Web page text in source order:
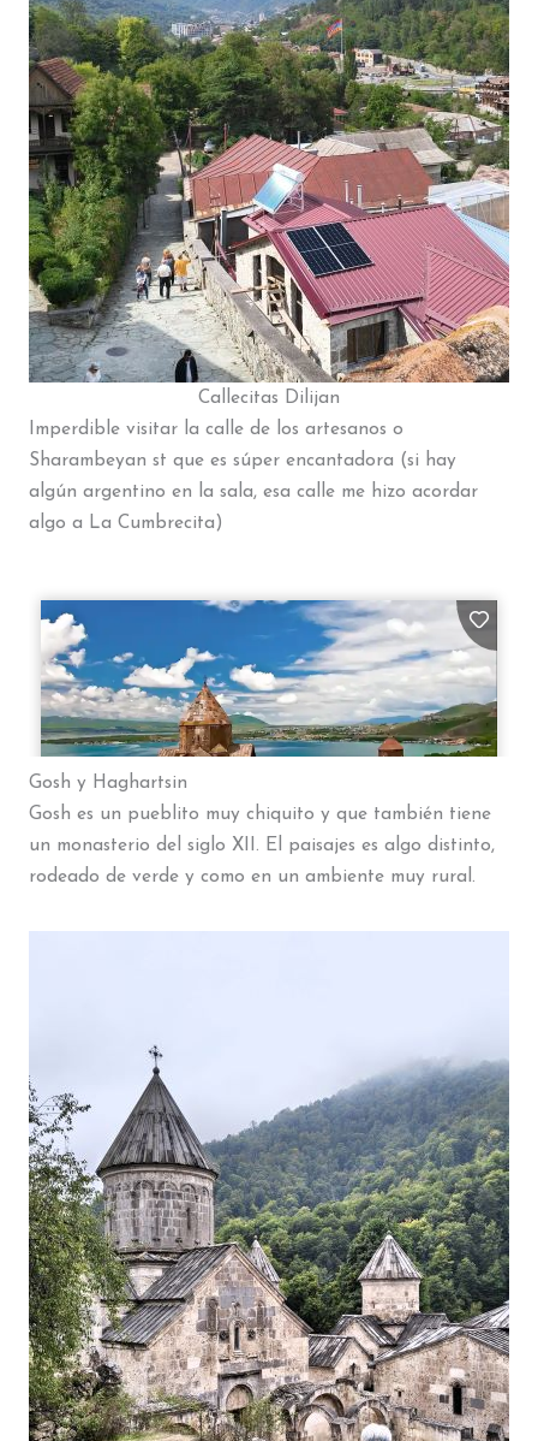
Callecitas Dilijan
Imperdible visitar la calle de los artesanos o
Sharambeyan st que es súper encantadora (si hay
algún argentino en la sala, esa calle me hizo acordar
algo a La Cumbrecita)
Gosh y Haghartsin
Gosh es un pueblito muy chiquito y que también tiene
un monasterio del siglo XII. El paisajes es algo distinto,
rodeado de verde y como en un ambiente muy rural.